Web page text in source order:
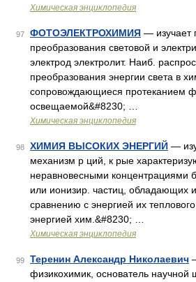
Химическая энциклопедия
97 ФОТОЭЛЕКТРОХИМИЯ — изучает
преобразования световой и
электрод электролит. Наиб.
преобразования энергии света в
сопровождающиеся протеканием
освещаемой&#8230; …
Химическая энциклопедия
98 ХИМИЯ ВЫСОКИХ ЭНЕРГИЙ —
механизм р ций, к рые
неравновесными концентрациями
или ионизир. частиц, обладающих
сравнению с энергией их
энергией хим.&#8230; …
Химическая энциклопедия
99 Теренин Александр Николаевич
физикохимик, основатель научной